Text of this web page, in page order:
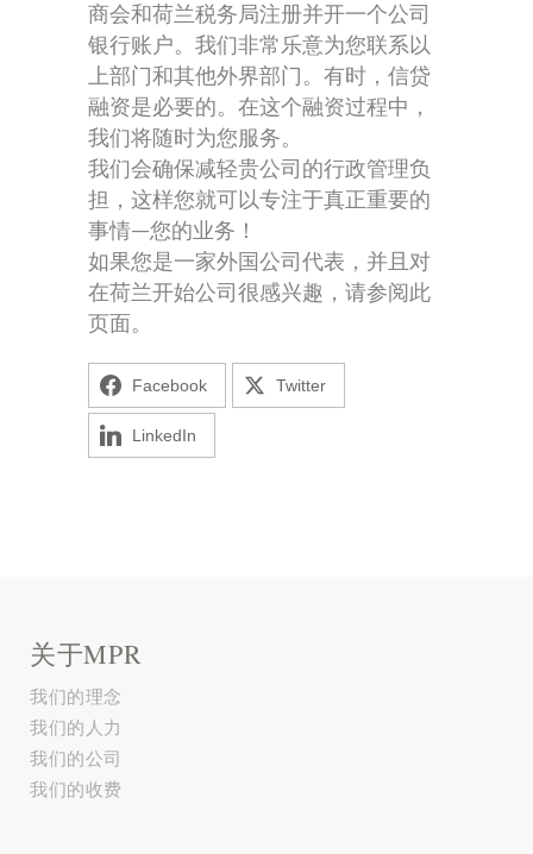
商会和荷兰税务局注册并开一个公司
银行账户。我们非常乐意为您联系以
上部门和其他外界部门。有时，信贷
融资是必要的。在这个融资过程中，
我们将随时为您服务。
我们会确保减轻贵公司的行政管理负
担，这样您就可以专注于真正重要的
事情—您的业务！
如果您是一家外国公司代表，并且对
在荷兰开始公司很感兴趣，请参阅此
页面。
Facebook Twitter
LinkedIn
关于MPR
我们的理念
我们的人力
我们的公司
我们的收费